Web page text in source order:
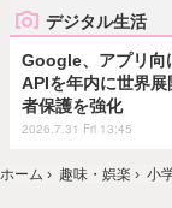
デジタル生活
Google、アプリ向
APIを年内に世界
者保護を強化
2026.7.31 Fri 13:45
ホーム › 趣味・娯楽 › 小